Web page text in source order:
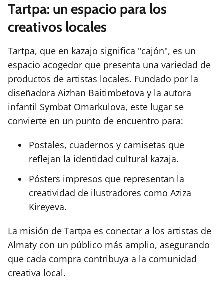
Tartpa: un espacio para los
creativos locales
Tartpa, que en kazajo significa "cajón", es un
espacio acogedor que presenta una variedad de
productos de artistas locales. Fundado por la
diseñadora Aizhan Baitimbetova y la autora
infantil Symbat Omarkulova, este lugar se
convierte en un punto de encuentro para:
Postales, cuadernos y camisetas que
reflejan la identidad cultural kazaja.
Pósters impresos que representan la
creatividad de ilustradores como Aziza
Kireyeva.
La misión de Tartpa es conectar a los artistas de
Almaty con un público más amplio, asegurando
que cada compra contribuya a la comunidad
creativa local.